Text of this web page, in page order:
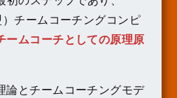
チームコーチングコンピ
ームコーチとしての原理原
論とチームコーチングモデ